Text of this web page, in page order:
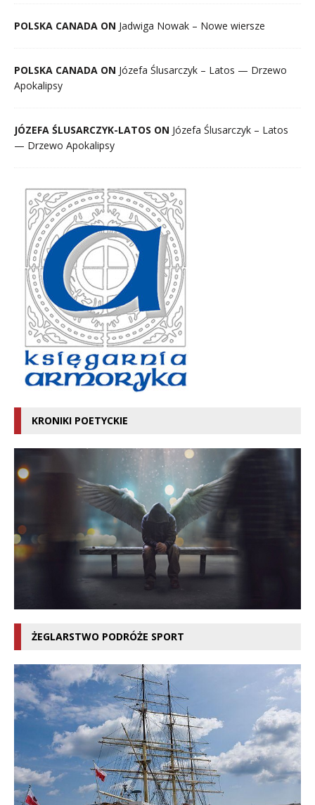
POLSKA CANADA ON Jadwiga Nowak – Nowe wiersze
POLSKA CANADA ON Józefa Ślusarczyk – Latos — Drzewo
Apokalipsy
JÓZEFA ŚLUSARCZYK-LATOS ON Józefa Ślusarczyk – Latos
— Drzewo Apokalipsy
KRONIKI POETYCKIE
ŻEGLARSTWO PODRÓŻE SPORT